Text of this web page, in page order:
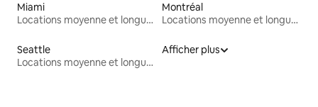
Miami
Locations moyenne et longue durée
Montréal
Locations moyenne et longue durée
Seattle
Locations moyenne et longue durée
Afficher plus